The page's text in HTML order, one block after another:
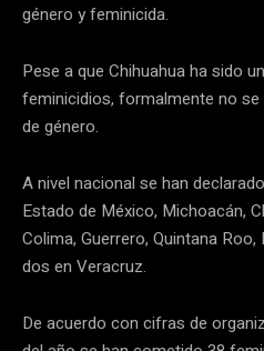
género y feminicida.
Pese a que Chihuahua ha sido
feminicidios, formalmente no
de género.
A nivel nacional se han
Estado de México, Michoacán,
Colima, Guerrero, Quintana
dos en Veracruz.
De acuerdo con cifras de